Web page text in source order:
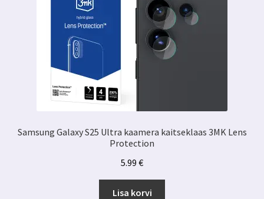
Samsung Galaxy S25 Ultra kaamera kaitseklaas 3MK Lens
Protection
5.99 €
Lisa korvi